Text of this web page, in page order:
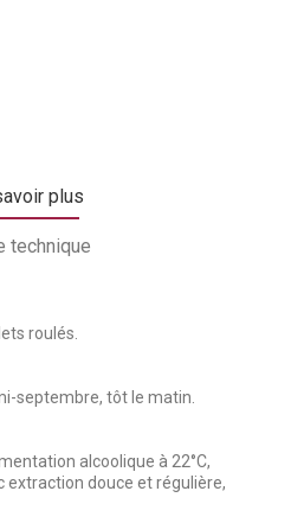
plus
technique
roulés.
septembre, tôt le matin.
alcoolique à 22°C,
extraction douce et régulière,